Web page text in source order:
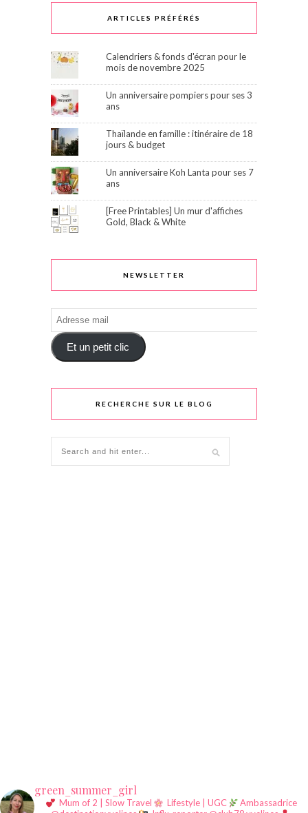
ARTICLES PRÉFÉRÉS
Calendriers & fonds d'écran pour le
mois de novembre 2025
Un anniversaire pompiers pour ses 3
ans
Thaïlande en famille : itinéraire de 18
jours & budget
Un anniversaire Koh Lanta pour ses 7
ans
[Free Printables] Un mur d'affiches
Gold, Black & White
NEWSLETTER
Adresse
mail
Et un petit clic
RECHERCHE SUR LE BLOG
green_summer_girl
Mum of 2 | Slow Travel Lifestyle | UGC
Ambassadrice